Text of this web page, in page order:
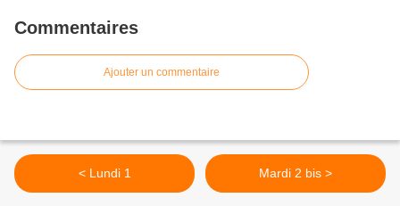
Commentaires
Ajouter un commentaire
< Lundi 1 Mardi 2 bis >